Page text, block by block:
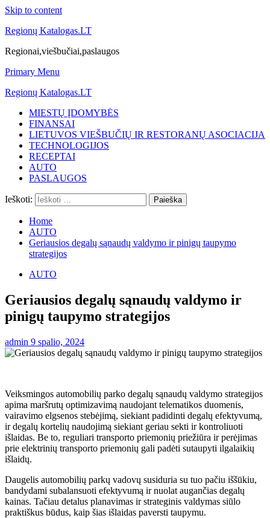
Skip to content
Regionų Katalogas.LT
Regionai,viešbučiai,paslaugos
Primary Menu
Regionų Katalogas.LT
MIESTŲ ĮDOMYBĖS
FINANSAI
LIETUVOS VIEŠBUČIŲ IR RESTORANŲ ASOCIACIJA
TECHNOLOGIJOS
RECEPTAI
AUTO
PASLAUGOS
Ieškoti:
Home
AUTO
Geriausios degalų sąnaudų valdymo ir pinigų taupymo
strategijos
AUTO
Geriausios degalų sąnaudų valdymo ir
pinigų taupymo strategijos
admin 9 spalio, 2024
Veiksmingos automobilių parko degalų sąnaudų valdymo strategijos
apima maršrutų optimizavimą naudojant telematikos duomenis,
vairavimo elgsenos stebėjimą, siekiant padidinti degalų efektyvumą,
ir degalų kortelių naudojimą siekiant geriau sekti ir kontroliuoti
išlaidas. Be to, reguliari transporto priemonių priežiūra ir perėjimas
prie elektrinių transporto priemonių gali padėti sutaupyti ilgalaikių
išlaidų.
Daugelis automobilių parkų vadovų susiduria su tuo pačiu iššūkiu,
bandydami subalansuoti efektyvumą ir nuolat augančias degalų
kainas. Tačiau detalus planavimas ir strateginis valdymas siūlo
praktiškus būdus, kaip šias išlaidas paversti taupymu.